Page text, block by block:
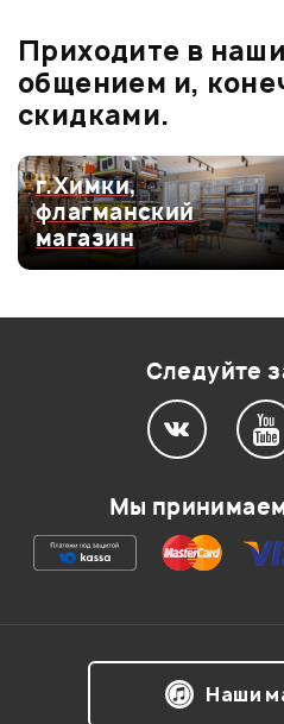
Оценка5
Оценка4
Оценка3
Ваша оценка:
Приходите в
общением и,
скидками.
г.Химки,
флагманский
магазин
Следуйте
Мы
Наши